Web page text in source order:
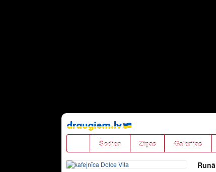
Pāriet
uz
saturu
Šodien Ziņas Galerijas
Runā